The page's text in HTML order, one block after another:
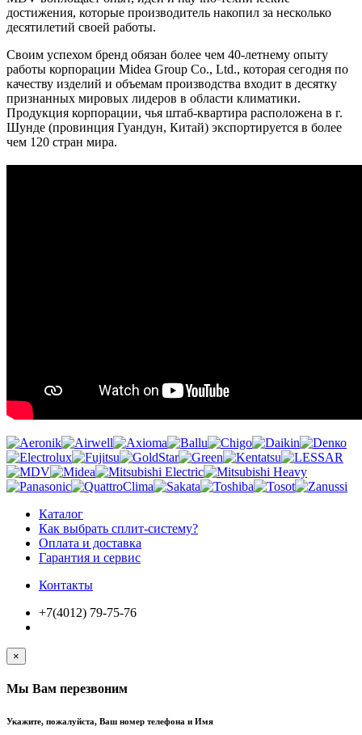
достижения, которые производитель накопил за несколько
десятилетий своей работы.
Своим успехом бренд обязан более чем 40-летнему опыту
работы корпорации Midea Group Co., Ltd., которая сегодня по
качеству изделий и объемам производства входит в десятку
признанных мировых лидеров в области климатики.
Продукция корпорации, чья штаб-квартира расположена в г.
Шунде (провинция Гуандун, Китай) экспортируется в более
чем 120 стран мира.
Каталог
Как выбрать сплит-систему?
Оплата и доставка
Гарантия и сервис
Контакты
+7(4012) 79-75-76
×
Мы Вам перезвоним
Укажите, пожалуйста, Ваш номер телефона и Имя